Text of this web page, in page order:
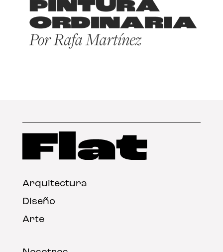
Arquitectura
Diseño
Arte